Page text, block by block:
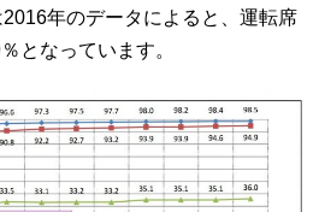
年のデータによると、運転席
となっています。